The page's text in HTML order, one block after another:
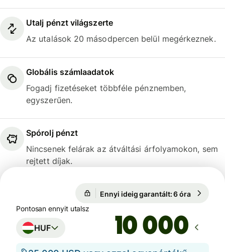
Utalj pénzt világszerte
Az utalások 20 másodpercen belül megérkeznek.
Globális számlaadatok
Fogadj fizetéseket többféle pénznemben,
egyszerűen.
Spórolj pénzt
Nincsenek felárak az átváltási árfolyamokon, sem
rejtett díjak.
Ennyi ideig garantált: 6 óra
Pontosan ennyit utalsz
HUF